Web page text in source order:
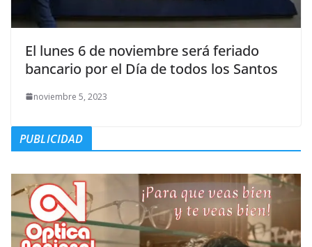
El lunes 6 de noviembre será feriado
bancario por el Día de todos los Santos
noviembre 5, 2023
PUBLICIDAD